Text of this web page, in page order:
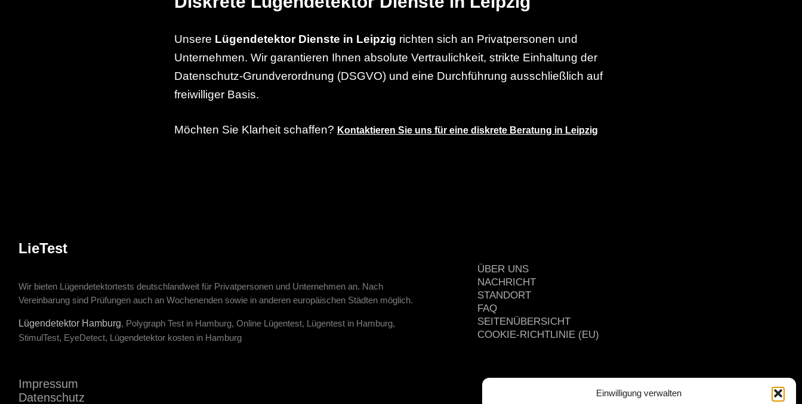
Einwilligung verwalten
Unsere Lügendetektor Dienste in Leipzig richten sich an Privatpersonen und
Unternehmen. Wir garantieren Ihnen absolute Vertraulichkeit, strikte Einhaltung der
Datenschutz-Grundverordnung (DSGVO) und eine Durchführung ausschließlich auf
freiwilliger Basis.
Möchten Sie Klarheit schaffen? Kontaktieren Sie uns für eine diskrete Beratung in Leipzig
LieTest
Wir bieten Lügendetektortests deutschlandweit für Privatpersonen und Unternehmen an. Nach
Vereinbarung sind Prüfungen auch an Wochenenden sowie in anderen europäischen Städten möglich.
Lügendetektor Hamburg, Polygraph Test in Hamburg, Online Lügentest, Lügentest in Hamburg,
StimulTest, EyeDetect, Lügendetektor kosten in Hamburg
Impressum
Datenschutz
ÜBER UNS
NACHRICHT
STANDORT
FAQ
SEITENÜBERSICHT
COOKIE-RICHTLINIE (EU)